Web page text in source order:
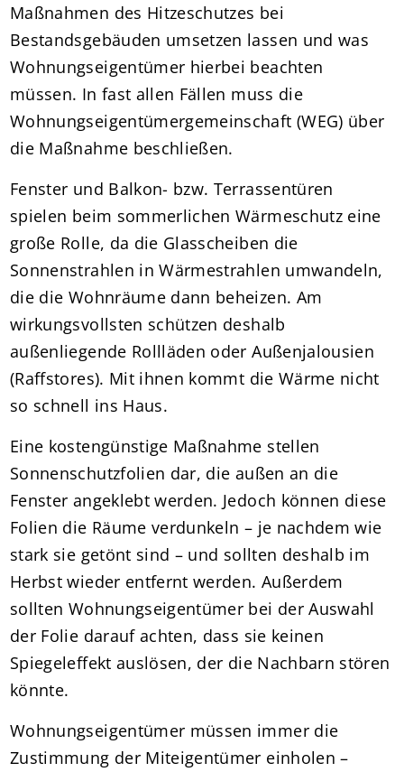
Maßnahmen des Hitzeschutzes bei
Bestandsgebäuden umsetzen lassen und was
Wohnungseigentümer hierbei beachten
müssen. In fast allen Fällen muss die
Wohnungseigentümergemeinschaft (WEG) über
die Maßnahme beschließen.
Fenster und Balkon- bzw. Terrassentüren
spielen beim sommerlichen Wärmeschutz eine
große Rolle, da die Glasscheiben die
Sonnenstrahlen in Wärmestrahlen umwandeln,
die die Wohnräume dann beheizen. Am
wirkungsvollsten schützen deshalb
außenliegende Rollläden oder Außenjalousien
(Raffstores). Mit ihnen kommt die Wärme nicht
so schnell ins Haus.
Eine kostengünstige Maßnahme stellen
Sonnenschutzfolien dar, die außen an die
Fenster angeklebt werden. Jedoch können diese
Folien die Räume verdunkeln – je nachdem wie
stark sie getönt sind – und sollten deshalb im
Herbst wieder entfernt werden. Außerdem
sollten Wohnungseigentümer bei der Auswahl
der Folie darauf achten, dass sie keinen
Spiegeleffekt auslösen, der die Nachbarn stören
könnte.
Wohnungseigentümer müssen immer die
Zustimmung der Miteigentümer einholen –